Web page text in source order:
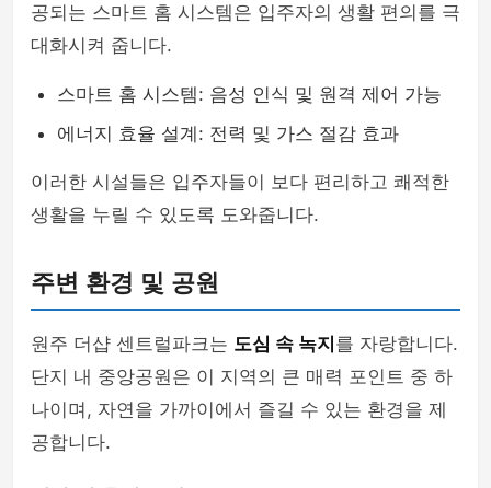
공되는 스마트 홈 시스템은 입주자의 생활 편의를 극
대화시켜 줍니다.
스마트 홈 시스템: 음성 인식 및 원격 제어 가능
에너지 효율 설계: 전력 및 가스 절감 효과
이러한 시설들은 입주자들이 보다 편리하고 쾌적한
생활을 누릴 수 있도록 도와줍니다.
주변 환경 및 공원
원주 더샵 센트럴파크는 도심 속 녹지 를 자랑합니다.
단지 내 중앙공원은 이 지역의 큰 매력 포인트 중 하
나이며, 자연을 가까이에서 즐길 수 있는 환경을 제
공합니다.